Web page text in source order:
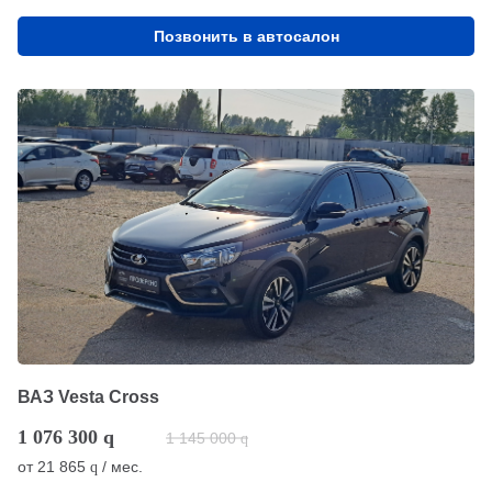
Позвонить в автосалон
ВАЗ Vesta Cross
1 076 300 q 1 145 000 q
от 21 865 q / мес.